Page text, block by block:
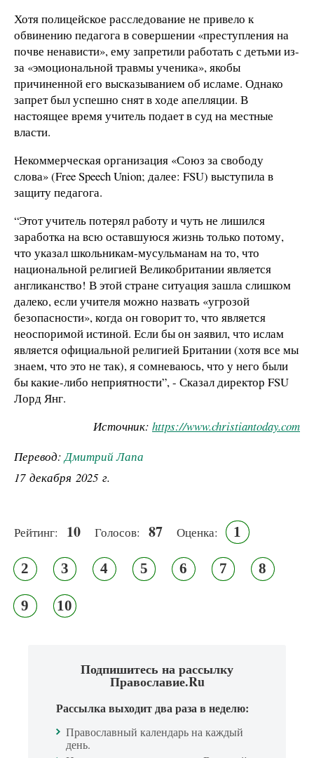
Хотя полицейское расследование не привело к
обвинению педагога в совершении «преступления на
почве ненависти», ему запретили работать с детьми из-
за «эмоциональной травмы ученика», якобы
причиненной его высказыванием об исламе. Однако
запрет был успешно снят в ходе апелляции. В
настоящее время учитель подает в суд на местные
власти.
Некоммерческая организация «Союз за свободу
слова» (Free Speech Union; далее: FSU) выступила в
защиту педагога.
“Этот учитель потерял работу и чуть не лишился
заработка на всю оставшуюся жизнь только потому,
что указал школьникам-мусульманам на то, что
национальной религией Великобритании является
англиканство! В этой стране ситуация зашла слишком
далеко, если учителя можно назвать «угрозой
безопасности», когда он говорит то, что является
неоспоримой истиной. Если бы он заявил, что ислам
является официальной религией Британии (хотя все мы
знаем, что это не так), я сомневаюсь, что у него были
бы какие-либо неприятности”, - Сказал директор FSU
Лорд Янг.
Источник: https://www.christiantoday.com
Перевод: Дмитрий Лапа
17 декабря 2025 г.
Рейтинг: 10 Голосов: 87 Оценка: 1
2 3 4 5 6 7 8
9 10
Подпишитесь на рассылку
Православие.Ru
Рассылка выходит два раза в неделю:
Православный календарь на каждый
день.